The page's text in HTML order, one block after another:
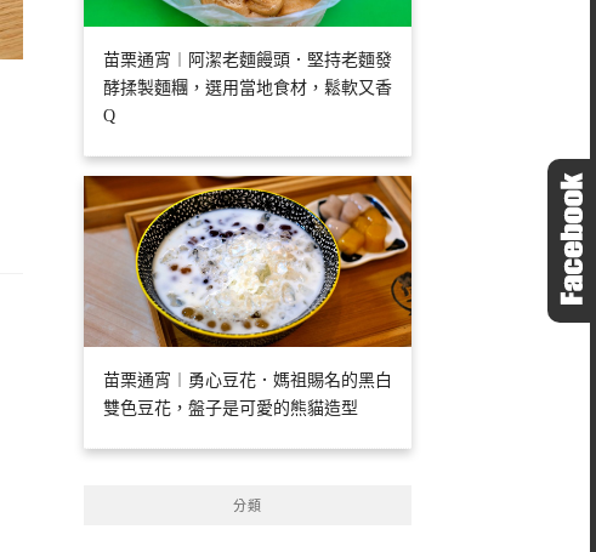
苗栗通宵︱阿潔老麵饅頭．堅持老麵發
酵揉製麵糰，選用當地食材，鬆軟又香
Q
苗栗通宵︱勇心豆花．媽祖賜名的黑白
雙色豆花，盤子是可愛的熊貓造型
分類